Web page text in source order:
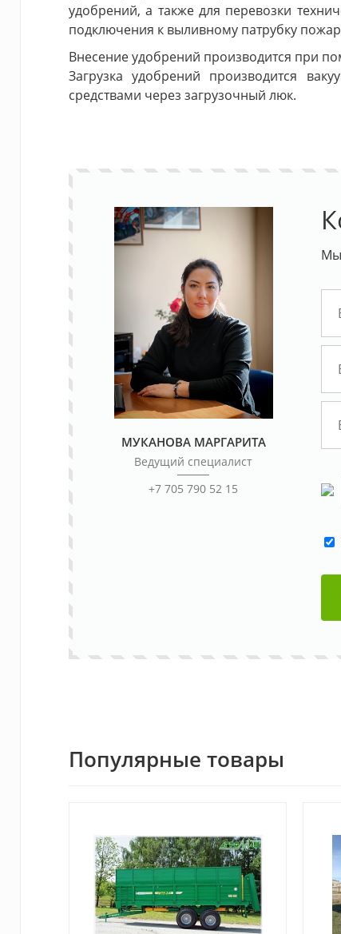
удобрений, а также для перевозки
подключения к выливному патрубку
Внесение удобрений производится при
Загрузка удобрений производится
средствами через загрузочный люк.
МУКАНОВА МАРГАРИТА
Ведущий специалист
+7 705 790 52 15
Мы
Популярные товары